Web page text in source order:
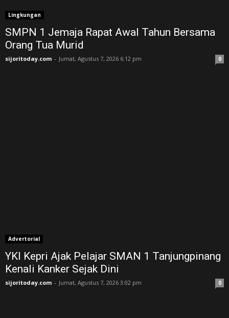
Lingkungan
SMPN 1 Jemaja Rapat Awal Tahun Bersama
Orang Tua Murid ‎
sijoritoday.com - Jumat, Agustus 7, 2026 6:12 pm 0
Advertorial
YKI Kepri Ajak Pelajar SMAN 1 Tanjungpinang
Kenali Kanker Sejak Dini
sijoritoday.com - Jumat, Agustus 7, 2026 3:02 pm 0